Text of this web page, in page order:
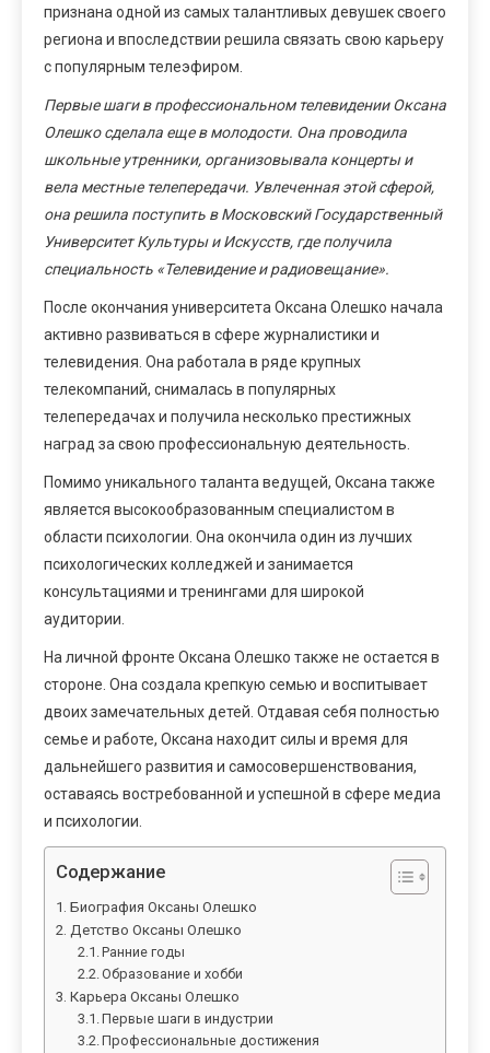
признана одной из самых талантливых девушек своего
региона и впоследствии решила связать свою карьеру
с популярным телеэфиром.
Первые шаги в профессиональном телевидении Оксана
Олешко сделала еще в молодости. Она проводила
школьные утренники, организовывала концерты и
вела местные телепередачи. Увлеченная этой сферой,
она решила поступить в Московский Государственный
Университет Культуры и Искусств, где получила
специальность «Телевидение и радиовещание».
После окончания университета Оксана Олешко начала
активно развиваться в сфере журналистики и
телевидения. Она работала в ряде крупных
телекомпаний, снималась в популярных
телепередачах и получила несколько престижных
наград за свою профессиональную деятельность.
Помимо уникального таланта ведущей, Оксана также
является высокообразованным специалистом в
области психологии. Она окончила один из лучших
психологических колледжей и занимается
консультациями и тренингами для широкой
аудитории.
На личной фронте Оксана Олешко также не остается в
стороне. Она создала крепкую семью и воспитывает
двоих замечательных детей. Отдавая себя полностью
семье и работе, Оксана находит силы и время для
дальнейшего развития и самосовершенствования,
оставаясь востребованной и успешной в сфере медиа
и психологии.
Содержание
Биография Оксаны Олешко
Детство Оксаны Олешко
Ранние годы
Образование и хобби
Карьера Оксаны Олешко
Первые шаги в индустрии
Профессиональные достижения